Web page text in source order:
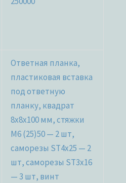
Ответная планка,
пластиковая вставка
под ответную
планку, квадрат
8x8x100 мм, стяжки
М6 (25)50 — 2 шт,
саморезы ST4x25 — 2
шт, саморезы ST3x16
— 3 шт, винт